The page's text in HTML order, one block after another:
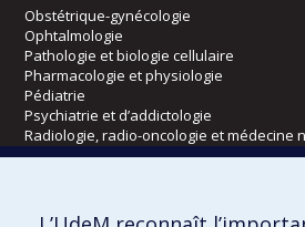
Obstétrique-gynécologie
Ophtalmologie
Pathologie et biologie cellulaire
Pharmacologie et physiologie
Pédiatrie
Psychiatrie et d’addictologie
Radiologie, radio-oncologie et médecine